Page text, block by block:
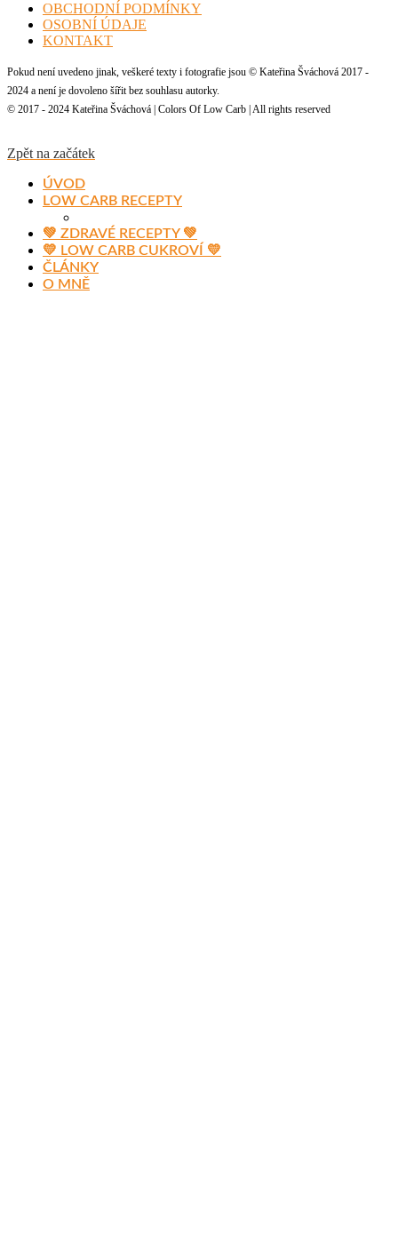
OBCHODNÍ PODMÍNKY
OSOBNÍ ÚDAJE
KONTAKT
Pokud není uvedeno jinak, veškeré texty i fotografie jsou © Kateřina Šváchová 2017 -
2024 a není je dovoleno šířit bez souhlasu autorky.
© 2017 - 2024 Kateřina Šváchová | Colors Of Low Carb | All rights reserved
Zpět na začátek
ÚVOD
LOW CARB RECEPTY
💚 ZDRAVÉ RECEPTY 💚
💛 LOW CARB CUKROVÍ 💛
ČLÁNKY
O MNĚ